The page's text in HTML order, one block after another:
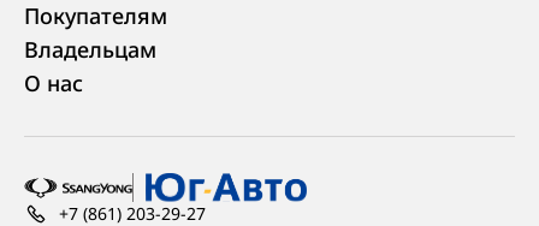
+7 (861) 203-29-27
Покупателям
Владельцам
О нас